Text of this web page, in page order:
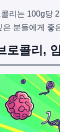
콜리는 100g당
은 분들에게 좋
로콜리,